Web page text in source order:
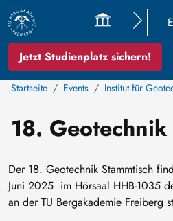
Jetzt Studienplatz sichern!
Startseite Events Institut für
18. Geotechnik
Der 18. Geotechnik Stammtisch
Juni 2025 im Hörsaal HHB-1035
an der TU Bergakademie Freiberg